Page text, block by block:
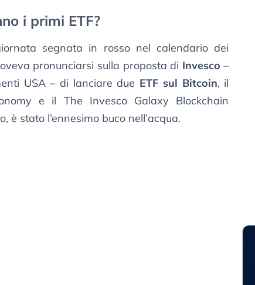
i primi ETF?
segnata in rosso nel calendario dei
pronunciarsi sulla proposta di Invesco –
USA – di lanciare due ETF sul Bitcoin, il
e il The Invesco Galaxy Blockchain
è stato l’ennesimo buco nell’acqua.